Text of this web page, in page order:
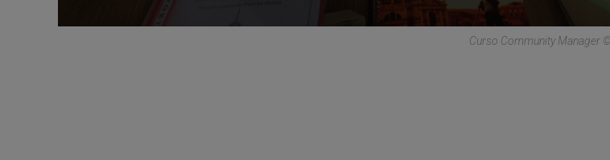
Curso Community Manager